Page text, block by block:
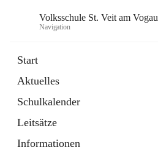
Volksschule St. Veit am Vogau
Navigation
Start
Aktuelles
Schulkalender
Leitsätze
Informationen